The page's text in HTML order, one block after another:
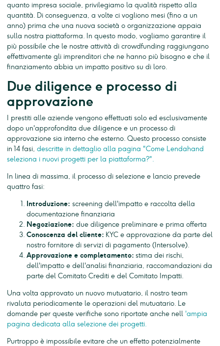
quanto impresa sociale, privilegiamo la qualità rispetto alla
quantità. Di conseguenza, a volte ci vogliono mesi (fino a un
anno) prima che una nuova società o organizzazione appaia
sulla nostra piattaforma. In questo modo, vogliamo garantire il
più possibile che le nostre attività di crowdfunding raggiungano
effettivamente gli imprenditori che ne hanno più bisogno e che il
finanziamento abbia un impatto positivo su di loro.
Due diligence e processo di
approvazione
I prestiti alle aziende vengono effettuati solo ed esclusivamente
dopo un'approfondita due diligence e un processo di
approvazione sia interno che esterno. Questo processo consiste
in 14 fasi, descritte in dettaglio alla pagina "Come Lendahand
seleziona i nuovi progetti per la piattaforma?".
In linea di massima, il processo di selezione e lancio prevede
quattro fasi:
Introduzione: screening dell'impatto e raccolta della
documentazione finanziaria
Negoziazione: due diligence preliminare e prima offerta
Conoscenza del cliente: KYC e approvazione da parte del
nostro fornitore di servizi di pagamento (Intersolve).
Approvazione e completamento: stima dei rischi,
dell'impatto e dell'analisi finanziaria, raccomandazioni da
parte del Comitato Crediti e del Comitato Impatti.
Una volta approvato un nuovo mutuatario, il nostro team
rivaluta periodicamente le operazioni del mutuatario. Le
domande per queste verifiche sono riportate anche nell 'ampia
pagina dedicata alla selezione dei progetti.
Purtroppo è impossibile evitare che un effetto potenzialmente